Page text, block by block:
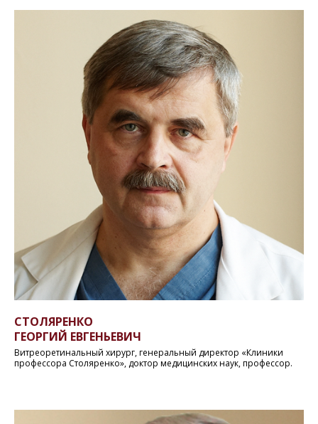
СТОЛЯРЕНКО
ГЕОРГИЙ ЕВГЕНЬЕВИЧ
Витреоретинальный хирург, генеральный директор «Клиники
профессора Столяренко», доктор медицинских наук, профессор.